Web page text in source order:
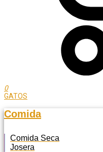
0
GATOS
Comida
Comida Seca
Josera